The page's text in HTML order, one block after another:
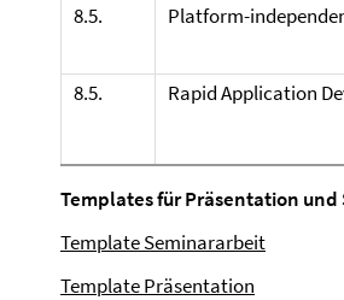
8.5. Platform-
8.5. RapidApplication
Templates für Präsentation
Template Seminararbeit
Template Präsentation